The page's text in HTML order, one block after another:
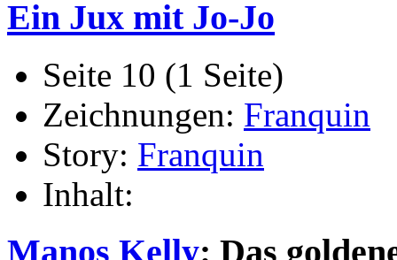
Ein Jux mit Jo-Jo
Seite 10 (1 Seite)
Zeichnungen: Franquin
Story: Franquin
Inhalt:
Manos Kelly: Das